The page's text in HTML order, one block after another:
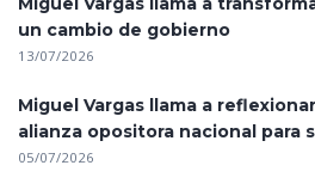
un cambio de gobierno
13/07/2026
Miguel Vargas llama a
alianza opositora nacional para
05/07/2026